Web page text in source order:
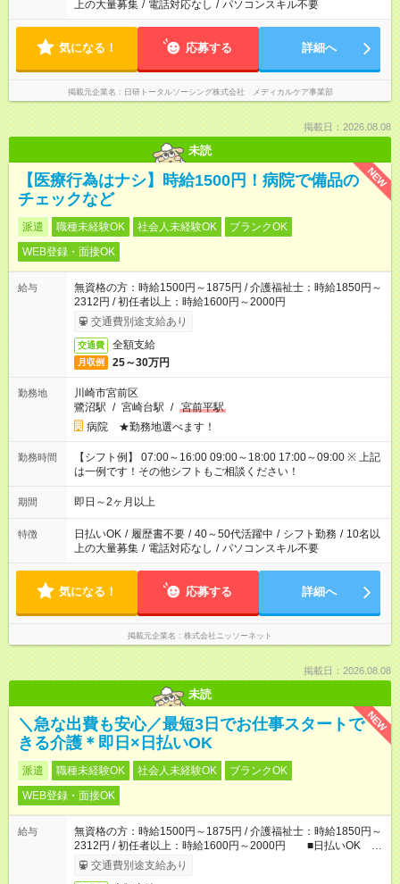
上の大量募集 / 電話対応なし / パソコンスキル不要
気になる！ 応募する 詳細へ
掲載元企業名 日研トータルソーシング株式会社 メディカルケア事業部
掲載日：2026.08.08
未読
NEW
【医療行為はナシ】時給1500円！病院で備品の
チェックなど
派遣 職種未経験OK 社会人未経験OK
ブランクOK
WEB登録・面接OK
給与
無資格の方：時給1500円～1875円 / 介護福祉士：時給1850円～
2312円 / 初任者以上：時給1600円～2000円
交通費別途支給あり
交通費 全額支給
月収例 25～30万円
勤務地
川崎市宮前区
鷺沼駅 / 宮崎台駅 / 宮前平駅
病院 ★勤務地選べます！
勤務時間
【シフト例】 07:00～16:00 09:00～18:00 17:00～09:00 ※ 上記
は一例です！その他シフトもご相談ください！
期間 即日～2ヶ月以上
特徴 日払いOK / 履歴書不要 / 40～50代活躍中 / シフト勤務 / 10名以
上の大量募集 / 電話対応なし / パソコンスキル不要
気になる！ 応募する 詳細へ
掲載元企業名 株式会社ニッソーネット
掲載日：2026.08.08
未読
NEW
＼急な出費も安心／最短3日でお仕事スタートで
きる介護＊即日×日払いOK
派遣 職種未経験OK 社会人未経験OK
ブランクOK
WEB登録・面接OK
給与
無資格の方：時給1500円～1875円 / 介護福祉士：時給1850円～
2312円 / 初任者以上：時給1600円～2000円 ■日払いOK ■
日収例：1万2000円（時給1500円×8h）
交通費別途支給あり